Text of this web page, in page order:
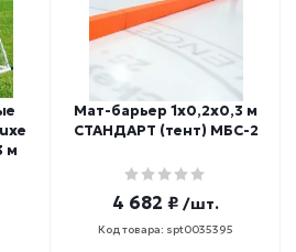
м
Мат-барьер 1х0,2х0,3 м
СТАНДАРТ (тент) МБС-2
4 682 ₽ /шт.
Код товара: spt0035395